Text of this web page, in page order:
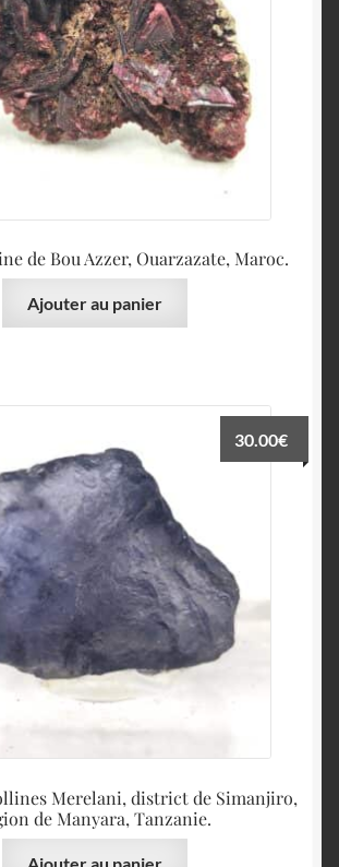
de Bou Azzer, Ouarzazate, Maroc.
Ajouter au panier
Merelani, district de Simanjiro,
de Manyara, Tanzanie.
30.00€
Ajouter au panier